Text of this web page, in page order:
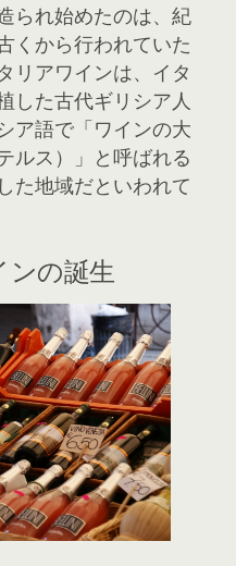
られ始めたのは、紀
くから行われていた
リアワインは、イタ
した古代ギリシア人
ア語で「ワインの大
ルス）」と呼ばれる
た地域だといわれて
の誕生